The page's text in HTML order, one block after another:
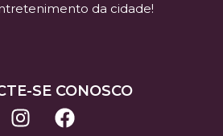
da cidade!
SE CONOSCO